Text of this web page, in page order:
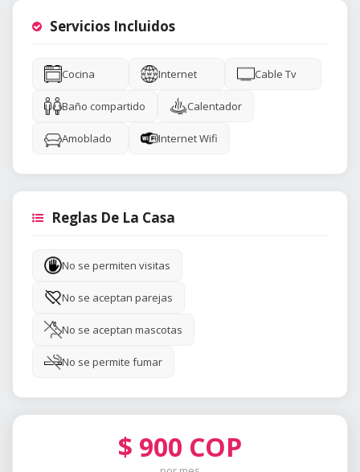
Servicios Incluidos
Cocina Internet Cable Tv
Baño compartido Calentador
Amoblado Internet Wifi
Reglas De La Casa
No se permiten visitas
No se aceptan parejas
No se aceptan mascotas
No se permite fumar
$ 900 COP